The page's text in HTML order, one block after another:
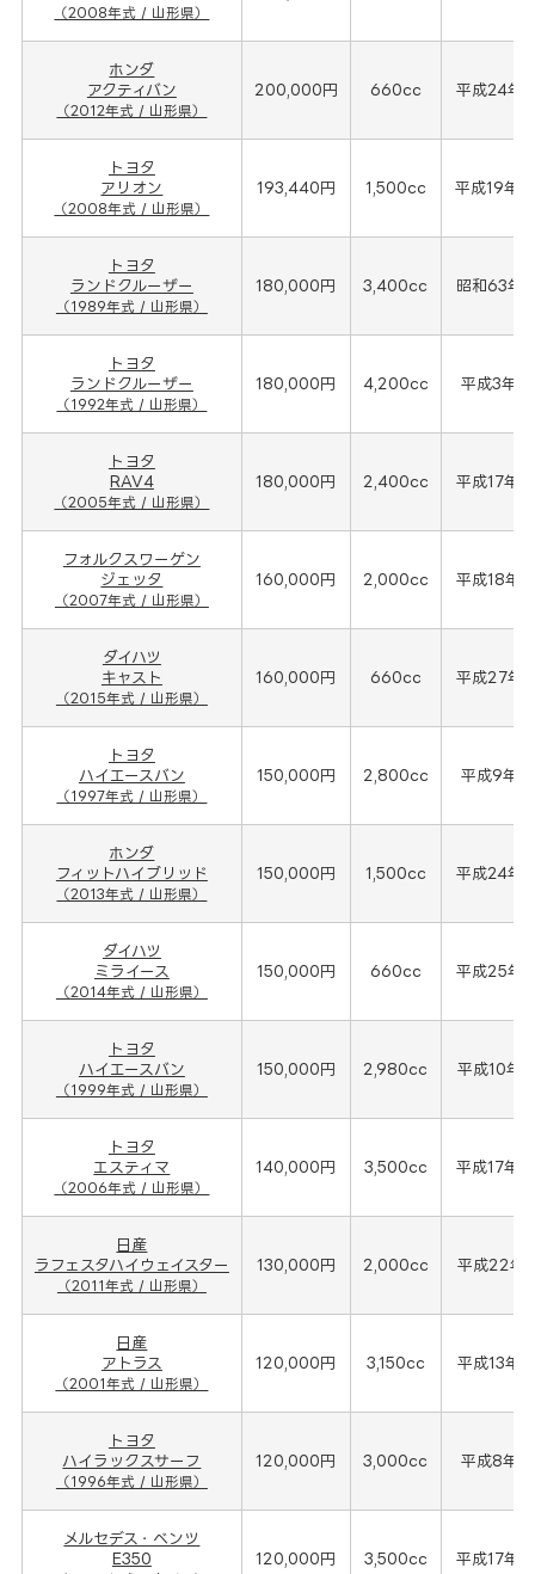
（2008年式 / 山形県）
ホンダ
アクティバン
（2012年式 / 山形県）
200,000円 660cc 平成24年
トヨタ
アリオン
（2008年式 / 山形県）
193,440円 1,500cc 平成19年
トヨタ
ランドクルーザー
（1989年式 / 山形県）
180,000円 3,400cc 昭和63年
トヨタ
ランドクルーザー
（1992年式 / 山形県）
180,000円 4,200cc 平成3年
トヨタ
RAV4
（2005年式 / 山形県）
180,000円 2,400cc 平成17年
フォルクスワーゲン
ジェッタ
（2007年式 / 山形県）
160,000円 2,000cc 平成18年
ダイハツ
キャスト
（2015年式 / 山形県）
160,000円 660cc 平成27年
トヨタ
ハイエースバン
（1997年式 / 山形県）
150,000円 2,800cc 平成9年
ホンダ
フィットハイブリッド
（2013年式 / 山形県）
150,000円 1,500cc 平成24年
ダイハツ
ミライース
（2014年式 / 山形県）
150,000円 660cc 平成25年
トヨタ
ハイエースバン
（1999年式 / 山形県）
150,000円 2,980cc 平成10年
トヨタ
エスティマ
（2006年式 / 山形県）
140,000円 3,500cc 平成17年
日産
ラフェスタハイウェイスター
（2011年式 / 山形県）
130,000円 2,000cc 平成22年
日産
アトラス
（2001年式 / 山形県）
120,000円 3,150cc 平成13年
トヨタ
ハイラックスサーフ
（1996年式 / 山形県）
120,000円 3,000cc 平成8年
メルセデス・ベンツ
E350
120,000円 3,500cc 平成17年